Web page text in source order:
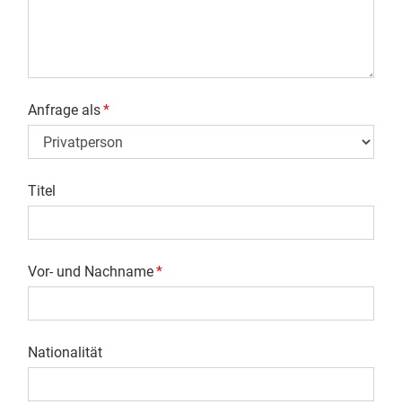
Anfrage als*
Titel
Vor- und Nachname*
Nationalität